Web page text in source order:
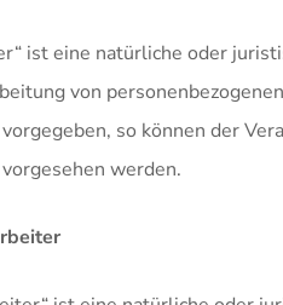
ist eine natürliche oder
von
so können der
werden.